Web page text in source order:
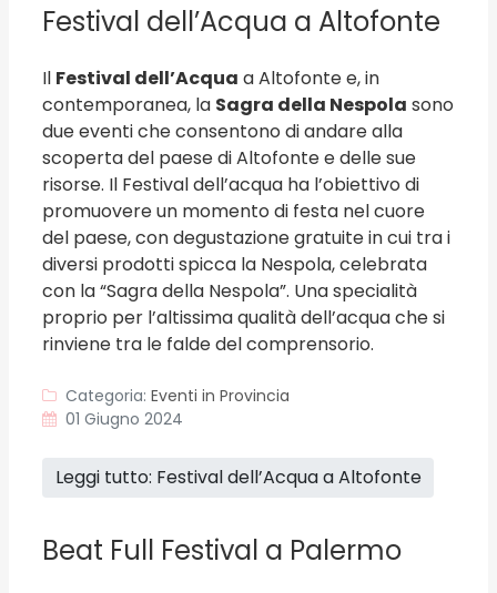
Festival dell’Acqua a Altofonte
Il Festival dell’Acqua a Altofonte e, in
contemporanea, la Sagra della Nespola sono
due eventi che consentono di andare alla
scoperta del paese di Altofonte e delle sue
risorse. Il Festival dell’acqua ha l’obiettivo di
promuovere un momento di festa nel cuore
del paese, con degustazione gratuite in cui tra i
diversi prodotti spicca la Nespola, celebrata
con la “Sagra della Nespola”. Una specialità
proprio per l’altissima qualità dell’acqua che si
rinviene tra le falde del comprensorio.
Categoria: Eventi in Provincia
01 Giugno 2024
Leggi tutto: Festival dell’Acqua a Altofonte
Beat Full Festival a Palermo